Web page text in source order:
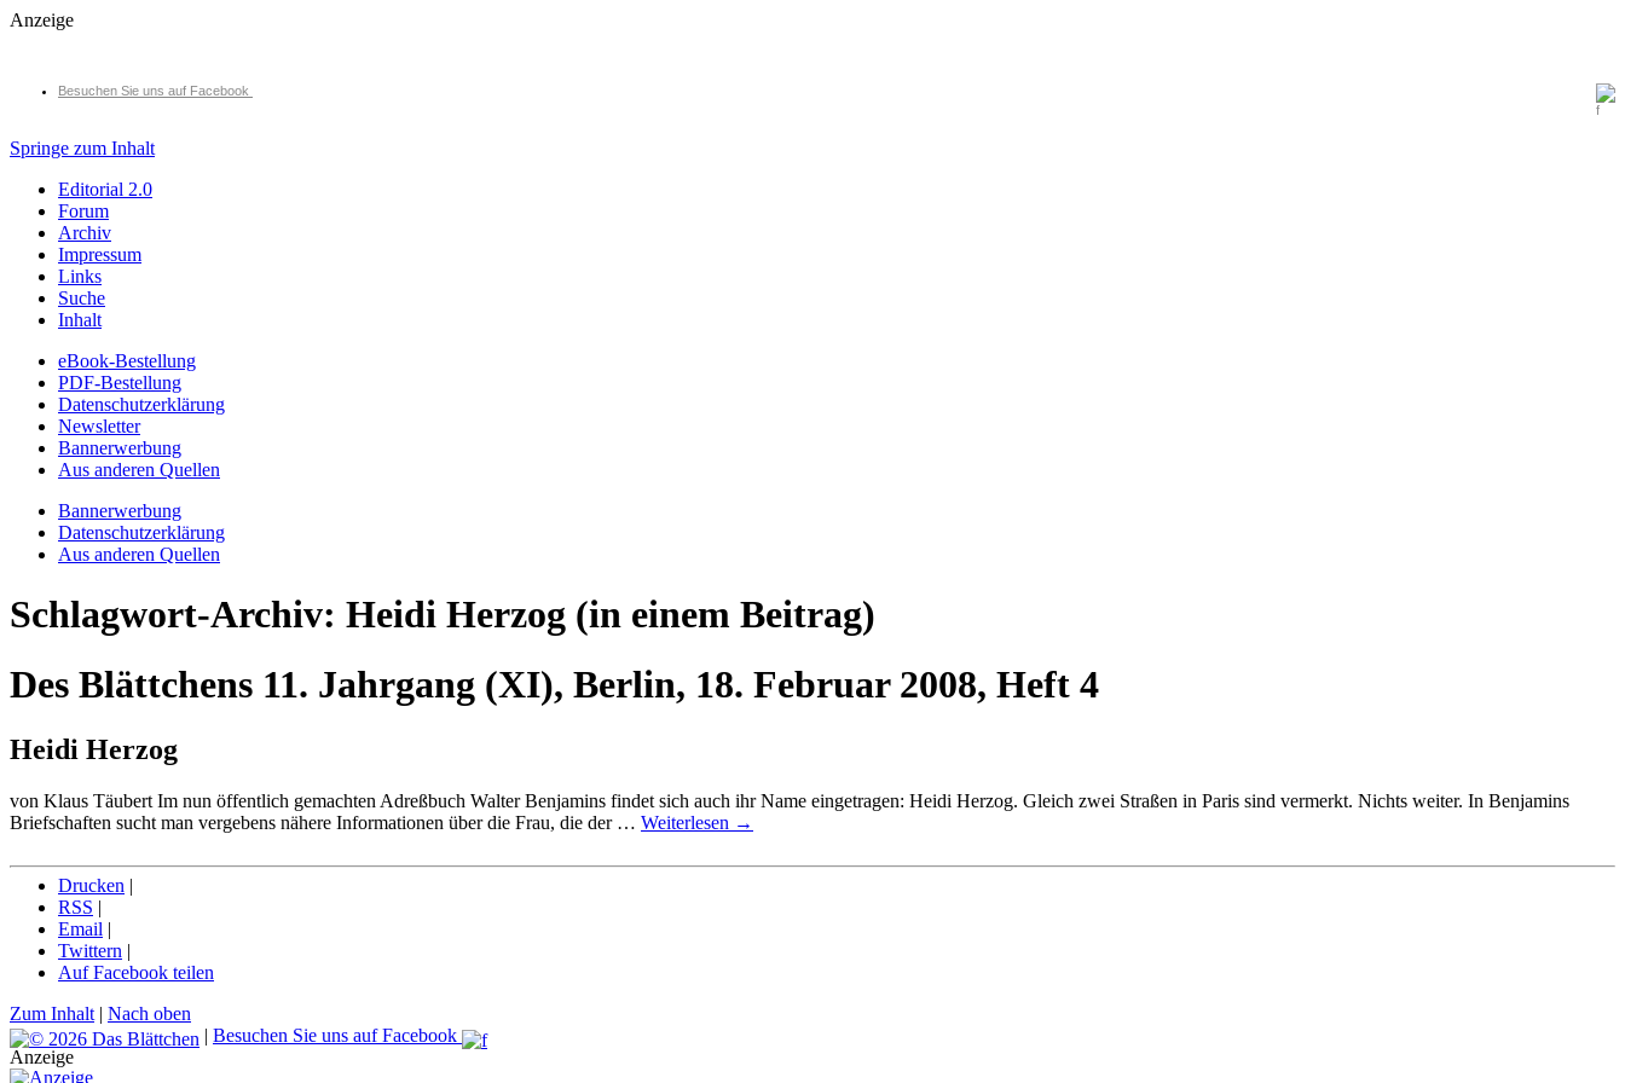
Anzeige
Besuchen Sie uns auf Facebook
Springe zum Inhalt
Editorial 2.0
Forum
Archiv
Impressum
Links
Suche
Inhalt
eBook-Bestellung
PDF-Bestellung
Datenschutzerklärung
Newsletter
Bannerwerbung
Aus anderen Quellen
Bannerwerbung
Datenschutzerklärung
Aus anderen Quellen
Schlagwort-Archiv: Heidi Herzog (in einem Beitrag)
Des Blättchens 11. Jahrgang (XI), Berlin, 18. Februar 2008, Heft 4
Heidi Herzog
von Klaus Täubert Im nun öffentlich gemachten Adreßbuch Walter Benjamins findet sich auch ihr Name eingetragen: Heidi Herzog. Gleich zwei Straßen in Paris sind vermerkt. Nichts weiter. In Benjamins
Briefschaften sucht man vergebens nähere Informationen über die Frau, die der … Weiterlesen →
Drucken |
RSS |
Email |
Twittern |
Auf Facebook teilen
Zum Inhalt | Nach oben
| Besuchen Sie uns auf Facebook
Anzeige